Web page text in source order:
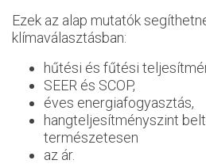
Ezek az alap mutatók
klímaválasztásban:
hűtési és fűtési
SEER és SCOP,
éves energiafogyasztás,
hangteljesítményszint
természetesen
az ár.